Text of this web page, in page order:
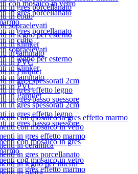
con mosaico in vetro
in gres porcellanato
in gres porcellanato
in cotto
sopraelevati
in legno per esterno
in klinker
in laminato
in PVC
in Parquet
in gres spessorati 2cm
in gres effetto legno
in gres basso spessore
con mosaico in gres
con mosaico in vetro
in gres effetto marmo
in gres porcellanato
in cotto
sopraelevati
in legno per esterno
in klinker
in laminato
in PVC
in Parquet
in gres spessorati 2cm
in gres effetto legno
in gres basso spessore
con mosaico in gres effetto marmo
con mosaico in vetro
in gres effetto marmo
in ceramica
in gres porcellanato
in legno per interni